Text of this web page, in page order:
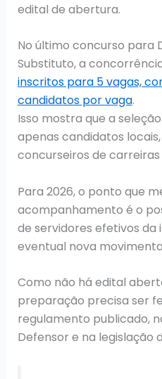
edital de abertura.
No último concurso para
Substituto, a
inscritos para 5 vagas,
candidatos por vaga.
Isso mostra que a
apenas candidatos
concurseiros de
Para 2026, o ponto que
acompanhamento é o
de servidores efetivos da
eventual nova
Como não há edital
preparação precisa ser
regulamento publicado,
Defensor e na legislação